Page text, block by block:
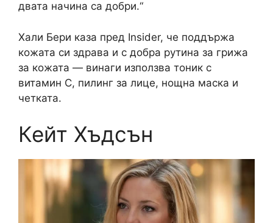
двата начина са добри.“
Хали Бери каза пред Insider, че поддържа
кожата си здрава и с добра рутина за грижа
за кожата — винаги използва тоник с
витамин C, пилинг за лице, нощна маска и
четката.
Кейт Хъдсън